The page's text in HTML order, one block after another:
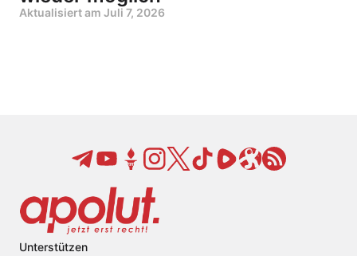
Aktualisiert am Juli 7, 2026
Unterstützen